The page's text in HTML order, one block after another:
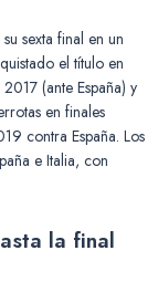
sexta final en un
el título en
(ante España) y
en finales
contra España. Los
e Italia, con
la final